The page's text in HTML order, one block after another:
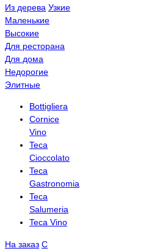
Из дерева Узкие
Маленькие
Высокие
Для ресторана
Для дома
Недорогие
Элитные
Bottigliera
Cornice
Vino
Teca
Cioccolato
Teca
Gastronomia
Teca
Salumeria
Teca Vino
На заказ С